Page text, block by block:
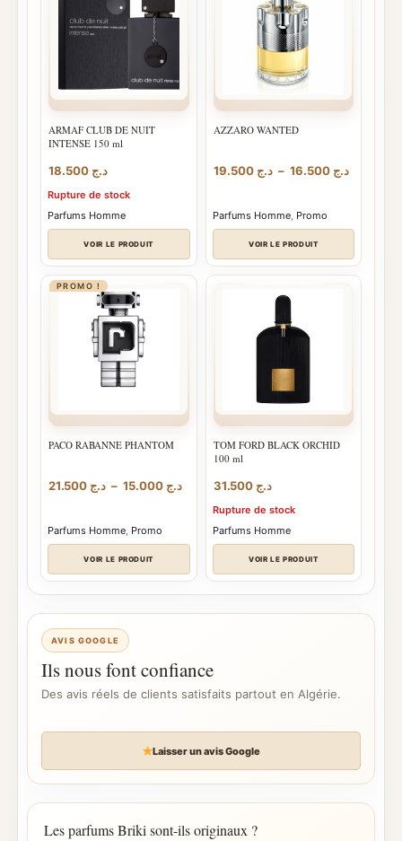
ARMAF CLUB DE NUIT
INTENSE 150 ml
د.ج
Rupture de stock
Parfums Homme
VOIR LE PRODUIT
AZZARO WANTED
د.ج 16.500
– د.ج 19.500
Plage
à
Parfums Homme, Promo
VOIR LE PRODUIT
PROMO !
PACO RABANNE PHANTOM
د.ج – د.ج
Plage
د.ج 15.000
à
Parfums Homme, Promo
VOIR LE PRODUIT
TOM FORD BLACK ORCHID
100 ml
د.ج 31.500
Rupture de stock
Parfums Homme
VOIR LE PRODUIT
AVIS GOOGLE
Ils nous font confiance
Des avis réels de clients satisfaits partout en Algérie.
Laisser un avis Google
Les parfums Briki sont-ils originaux ?